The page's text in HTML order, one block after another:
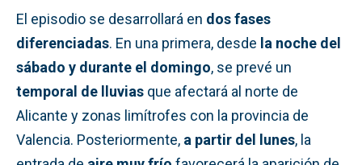
El episodio se desarrollará en dos fases
diferenciadas. En una primera, desde la noche del
sábado y durante el domingo, se prevé un
temporal de lluvias que afectará al norte de
Alicante y zonas limítrofes con la provincia de
Valencia. Posteriormente, a partir del lunes, la